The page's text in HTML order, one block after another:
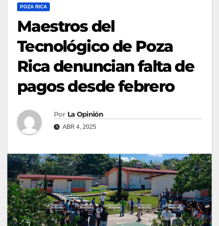
POZA RICA
Maestros del
Tecnológico de Poza
Rica denuncian falta de
pagos desde febrero
Por La Opinión
ABR 4, 2025